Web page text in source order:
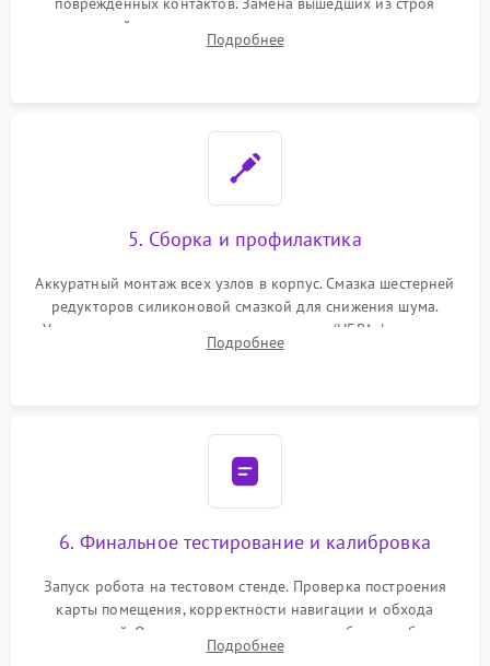
двигателей, изношенного аккумулятора, неисправного
лидара или помпы подачи воды. Восстановление шлейфов и
Подробнее
5. Сборка и профилактика
Аккуратный монтаж всех узлов в корпус. Смазка шестерней
редукторов силиконовой смазкой для снижения шума.
Установка новых расходных материалов (HEPA-фильтров,
микрофибры, щеток). Надежная фиксация разъемов и
Подробнее
6. Финальное тестирование и калибровка
Запуск робота на тестовом стенде. Проверка построения
карты помещения, корректности навигации и обхода
препятствий. Оценка силы всасывания и работы турбины.
Тестирование автоматического возврата на док-станцию и
Подробнее